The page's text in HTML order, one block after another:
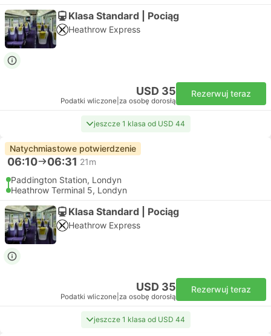
Klasa Standard | Pociąg
Heathrow Express
USD 35
Podatki wliczone za osobę dorosłą
Rezerwuj teraz
jeszcze 1 klasa od USD 44
Natychmiastowe potwierdzenie
06:10 06:31 21m
Paddington Station, Londyn
Heathrow Terminal 5, Londyn
Klasa Standard | Pociąg
Heathrow Express
USD 35
Podatki wliczone za osobę dorosłą
Rezerwuj teraz
jeszcze 1 klasa od USD 44